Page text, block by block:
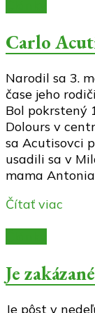
Carlo
Narodil sa 3.
čase jeho
Bol pokrstený
Dolours v
sa Acutisovci
usadili sa v
mama
Čítať viac
Je
Je pôst v